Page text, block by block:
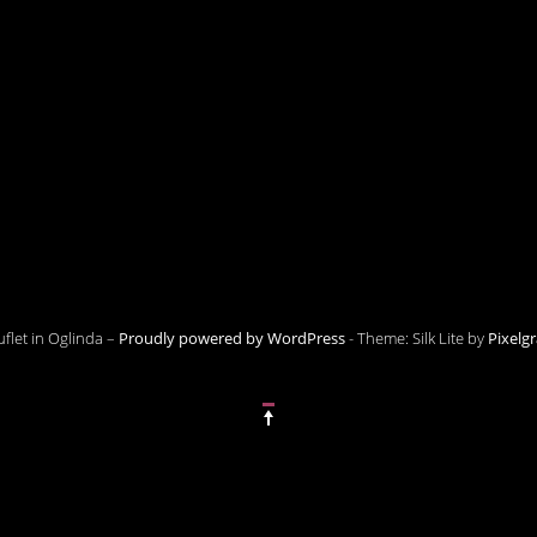
in Oglinda – Proudly powered by WordPress-Theme: Silk Lite by